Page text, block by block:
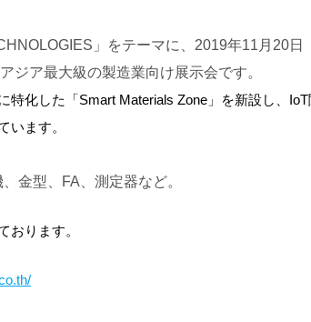
」をテーマに、2019年11月20日
ジア最大級の製造業向け展示会です。
化した「Smart Materials Zone」を新設し、
います。
金型、FA、測定器など。
ります。